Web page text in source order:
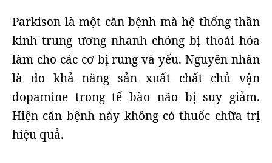
Parkison là một căn bệnh mà hệ thống thần
kinh trung ương nhanh chóng bị thoái hóa
làm cho các cơ bị rung và yếu. Nguyên nhân
là do khả năng sản xuất chất chủ vận
dopamine trong tế bào não bị suy giảm.
Hiện căn bệnh này không có thuốc chữa trị
hiệu quả.